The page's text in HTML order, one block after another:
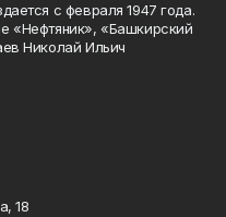
с февраля 1947 года.
«Нефтяник», «Башкирский
Николай Ильич
18